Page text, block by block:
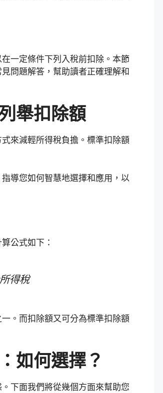
一定條件下列入稅前扣除。本節
見問題解答，幫助讀者正確理解和
舉扣除額
來減輕所得稅負擔。標準扣除額
導您如何智慧地選擇和應用，以
公式如下：
得稅
。而扣除額又可分為標準扣除額
如何選擇？
下面我們將從幾個方面來幫助您